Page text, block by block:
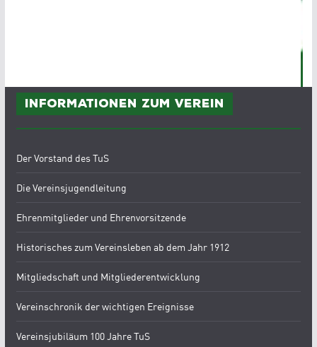
Informationen zum Verein
Der Vorstand des TuS
Die Vereinsjugendleitung
Ehrenmitglieder und Ehrenvorsitzende
Historisches zum Vereinsleben ab dem Jahr 1912
Mitgliedschaft und Mitgliederentwicklung
Vereinschronik der wichtigen Ereignisse
Vereinsjubiläum 100 Jahre TuS